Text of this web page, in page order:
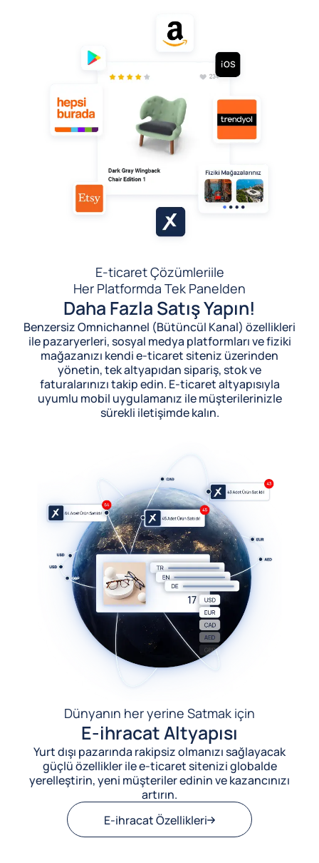
E-ticaret Çözümleriile
Her Platformda Tek Panelden
Daha Fazla Satış Yapın!
Benzersiz Omnichannel (Bütüncül Kanal) özellikleri
ile pazaryerleri, sosyal medya platformları ve fiziki
mağazanızı kendi e-ticaret siteniz üzerinden
yönetin, tek altyapıdan sipariş, stok ve
faturalarınızı takip edin. E-ticaret altyapısıyla
uyumlu mobil uygulamanız ile müşterilerinizle
sürekli iletişimde kalın.
Dünyanın her yerine Satmak için
E-ihracat Altyapısı
Yurt dışı pazarında rakipsiz olmanızı sağlayacak
güçlü özellikler ile e-ticaret sitenizi globalde
yerelleştirin, yeni müşteriler edinin ve kazancınızı
artırın.
E-ihracat Özellikleri